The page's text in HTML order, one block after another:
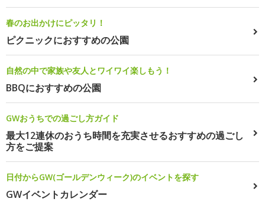
春のお出かけにピッタリ！
ピクニックにおすすめの公園
自然の中で家族や友人とワイワイ楽しもう！
BBQにおすすめの公園
GWおうちでの過ごし方ガイド
最大12連休のおうち時間を充実させるおすすめの過ごし
方をご提案
日付からGW(ゴールデンウィーク)のイベントを探す
GWイベントカレンダー